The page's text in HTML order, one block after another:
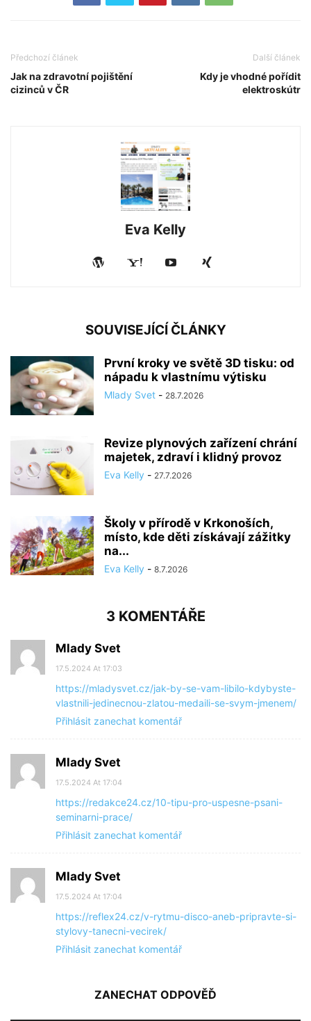
Předchozí článek
Jak na zdravotní pojištění
cizinců v ČR
Další článek
Kdy je vhodné pořídit
elektroskútr
Eva Kelly
SOUVISEJÍCÍ ČLÁNKY
První kroky ve světě 3D tisku: od
nápadu k vlastnímu výtisku
Mlady Svet - 28.7.2026
Revize plynových zařízení chrání
majetek, zdraví i klidný provoz
Eva Kelly - 27.7.2026
Školy v přírodě v Krkonoších,
místo, kde děti získávají zážitky
na...
Eva Kelly - 8.7.2026
3 KOMENTÁŘE
Mlady Svet
17.5.2024 At 17:03
https://mladysvet.cz/jak-by-se-vam-libilo-kdybyste-
vlastnili-jedinecnou-zlatou-medaili-se-svym-jmenem/
Přihlásit zanechat komentář
Mlady Svet
17.5.2024 At 17:04
https://redakce24.cz/10-tipu-pro-uspesne-psani-
seminarni-prace/
Přihlásit zanechat komentář
Mlady Svet
17.5.2024 At 17:04
https://reflex24.cz/v-rytmu-disco-aneb-pripravte-si-
stylovy-tanecni-vecirek/
Přihlásit zanechat komentář
ZANECHAT ODPOVĚĎ